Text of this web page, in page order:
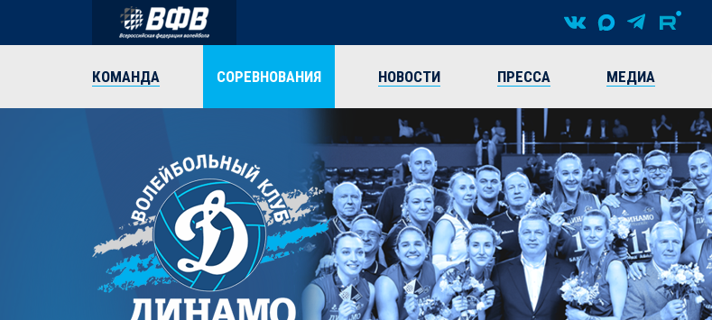
КОМАНДА СОРЕВНОВАНИЯ НОВОСТИ ПРЕССА МЕДИА